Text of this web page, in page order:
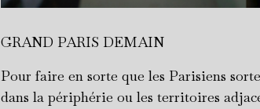
GRAND PARIS DEMAIN
Pour faire en sorte que les Parisiens
dans la périphérie ou les territoires